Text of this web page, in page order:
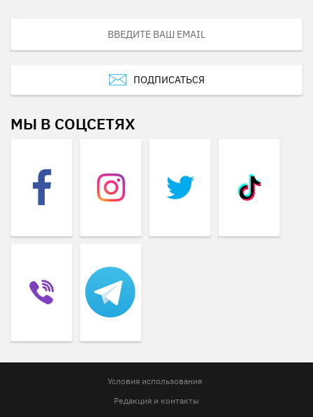
ПОДПИСАТЬСЯ
МЫ В СОЦСЕТЯХ
Условия использования
Редакция и контакты